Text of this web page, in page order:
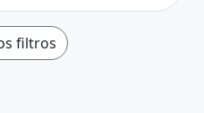
filtros